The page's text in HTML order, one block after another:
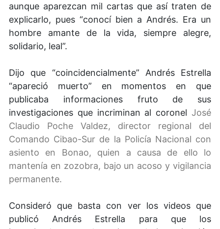
aunque aparezcan mil cartas que así traten de
explicarlo, pues “conocí bien a Andrés. Era un
hombre amante de la vida, siempre alegre,
solidario, leal”.
Dijo que “coincidencialmente” Andrés Estrella
“apareció muerto” en momentos en que
publicaba informaciones fruto de sus
investigaciones que incriminan al coronel José
Claudio Poche Valdez, director regional del
Comando Cibao-Sur de la Policía Nacional con
asiento en Bonao, quien a causa de ello lo
mantenía en zozobra, bajo un acoso y vigilancia
permanente.
Consideró que basta con ver los videos que
publicó Andrés Estrella para que los